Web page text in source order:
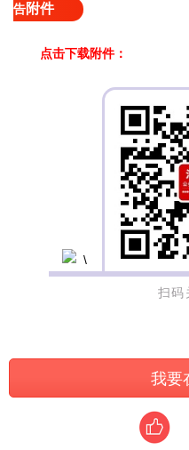
告附件
点击下载附件：
扫码
我要